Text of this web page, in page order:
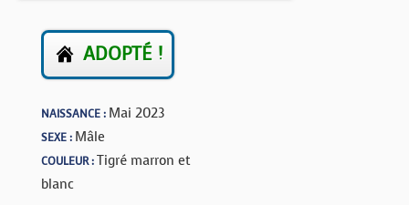
ADOPTÉ !
NAISSANCE : Mai 2023
SEXE : Mâle
COULEUR :Tigré marron et
blanc